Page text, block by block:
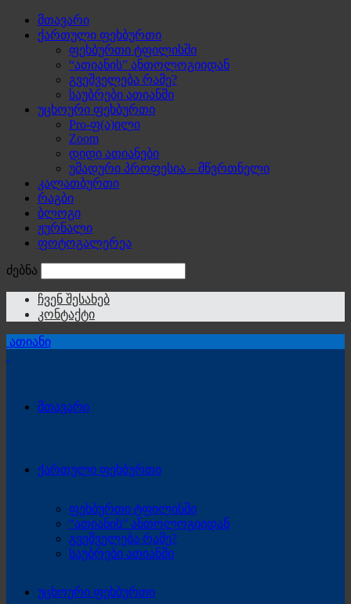
მთავარი
ქართული ფეხბურთი
ფეხბურთი ტფილისში
“ათიანის” ანთოლოგიიდან
გვეშველება რამე?
საუბრები ათიანში
უცხოური ფეხბურთი
Pro-ფ(ა)ილი
Zoom
დიდი ათიანები
უმადური პროფესია – მწვრთნელი
კალათბურთი
რაგბი
ბლოგი
ჟურნალი
ფოტოგალერეა
ძებნა
ჩვენ შესახებ
კონტაქტი
ათიანი
მთავარი
ქართული ფეხბურთი
ფეხბურთი ტფილისში
“ათიანის” ანთოლოგიიდან
გვეშველება რამე?
საუბრები ათიანში
უცხოური ფეხბურთი